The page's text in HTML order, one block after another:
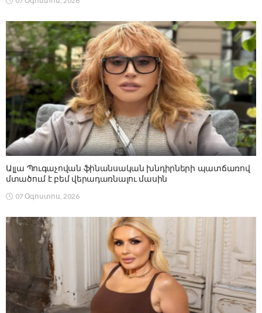
Ալլա Պուգաչովան ֆինանսական խնդիրների պատճառով
մտածում է բեմ վերադառնալու մասին
07 Օգոստոս, 2026